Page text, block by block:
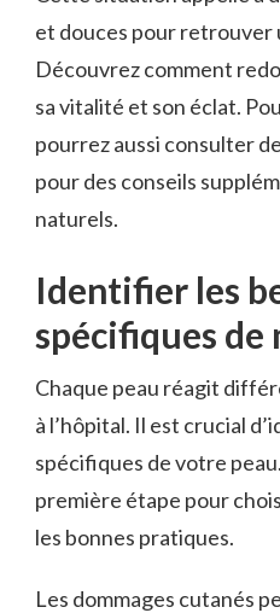
et douces pour retrouver
Découvrez comment
sa vitalité et son éclat.
pourrez aussi consulter
pour des conseils
naturels.
Identifier les
spécifiques de
Chaque peau réagit
à l’hôpital. Il est crucial
spécifiques de votre
première étape pour
les bonnes pratiques.
Les dommages cutanés